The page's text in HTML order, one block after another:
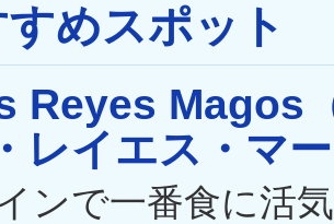
めスポット
Reyes Magos
レイエス・マ
ンで一番食に活